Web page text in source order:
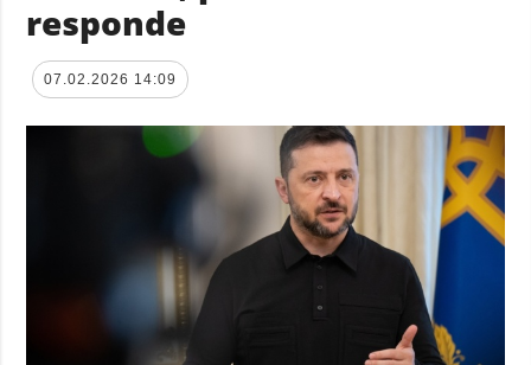
responde
07.02.2026 14:09